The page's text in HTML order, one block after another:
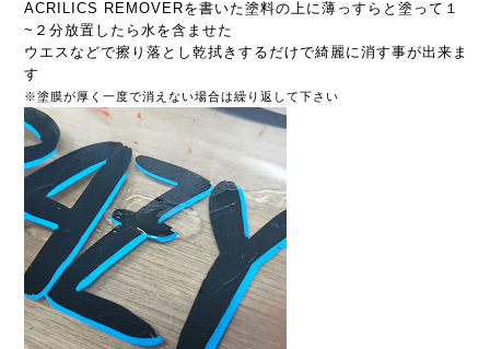
ACRILICS REMOVERを書いた塗料の上に薄っすらと塗って１
~２分放置したら水を含ませた
ウエスなどで擦り落とし乾拭きするだけで綺麗に消す事が出来ま
す
※塗膜が厚く一度で消えない場合は繰り返して下さい